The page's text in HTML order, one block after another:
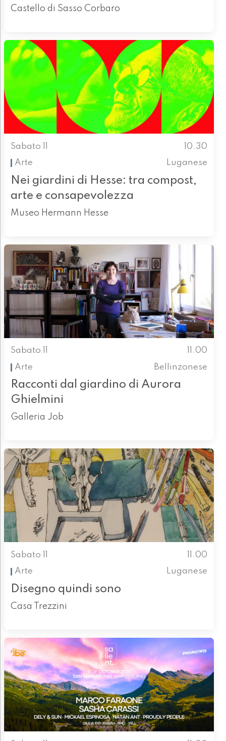
Castello di Sasso Corbaro
Sabato 11
10.30
Arte
Luganese
Nei giardini di Hesse: tra compost,
arte e consapevolezza
Museo Hermann Hesse
Sabato 11
11.00
Arte
Bellinzonese
Racconti dal giardino di Aurora
Ghielmini
Galleria Job
Sabato 11
11.00
Arte
Luganese
Disegno quindi sono
Casa Trezzini